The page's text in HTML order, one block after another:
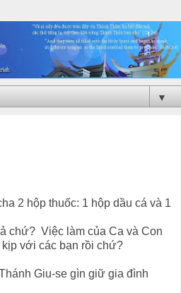
▼
2 hộp thuốc: 1 hộp dầu cá và 1
chứ? Việc làm của Ca và Con
với các bạn rồi chứ?
Giu-se gìn giữ gia đình